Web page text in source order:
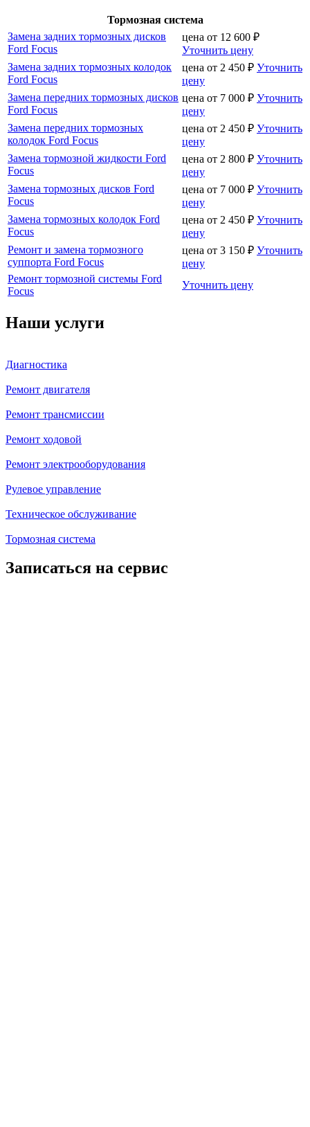
Тормозная система
Замена задних тормозных дисков
Ford Focus
цена от 12 600 ₽
Уточнить цену
Замена задних тормозных колодок
Ford Focus
цена от 2 450 ₽ Уточнить
цену
Замена передних тормозных дисков
Ford Focus
цена от 7 000 ₽ Уточнить
цену
Замена передних тормозных
колодок Ford Focus
цена от 2 450 ₽ Уточнить
цену
Замена тормозной жидкости Ford
Focus
цена от 2 800 ₽ Уточнить
цену
Замена тормозных дисков Ford
Focus
цена от 7 000 ₽ Уточнить
цену
Замена тормозных колодок Ford
Focus
цена от 2 450 ₽ Уточнить
цену
Ремонт и замена тормозного
суппорта Ford Focus
цена от 3 150 ₽ Уточнить
цену
Ремонт тормозной системы Ford
Focus
Уточнить цену
Наши услуги
Диагностика
Ремонт двигателя
Ремонт трансмиссии
Ремонт ходовой
Ремонт электрооборудования
Рулевое управление
Техническое обслуживание
Тормозная система
Записаться на сервис